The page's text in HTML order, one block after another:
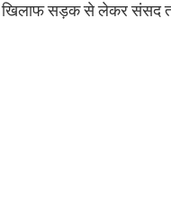
के खिलाफ सड़क से लेकर संसद